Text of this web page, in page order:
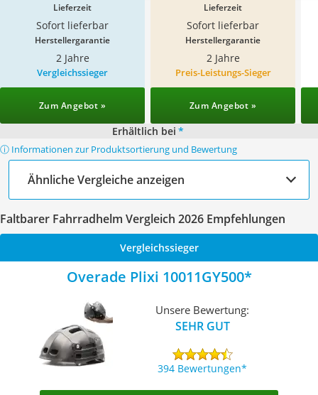
Lieferzeit
Sofort lieferbar
Lieferzeit
Sofort lieferbar
Herstellergarantie
2 Jahre
Herstellergarantie
2 Jahre
Vergleichssieger
Zum Angebot »
Preis-Leistungs-Sieger
Zum Angebot »
Erhältlich bei *
ⓘ Informationen zur Produktsortierung und Bewertung
Ähnliche Vergleiche anzeigen
Faltbarer Fahrradhelm Vergleich 2026 Empfehlungen
Vergleichssieger
Overade Plixi 10011GY500
Unsere Bewertung:
SEHR GUT
394 Bewertungen